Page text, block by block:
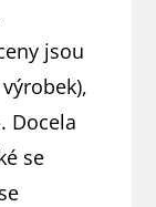
jsou
Docela
se